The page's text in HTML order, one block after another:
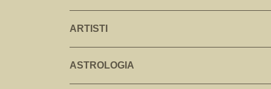
ARTISTI
ASTROLOGIA